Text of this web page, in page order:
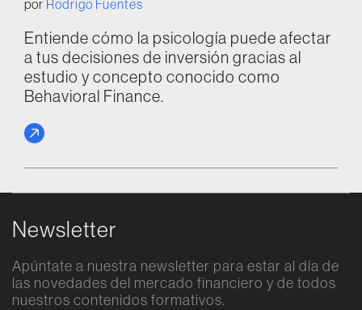
por Rodrigo Fuentes
Entiende cómo la psicología puede afectar
a tus decisiones de inversión gracias al
estudio y concepto conocido como
Behavioral Finance.
Newsletter
Apúntate a nuestra newsletter para estar al día de
las novedades del mercado financiero y de todos
nuestros contenidos formativos.